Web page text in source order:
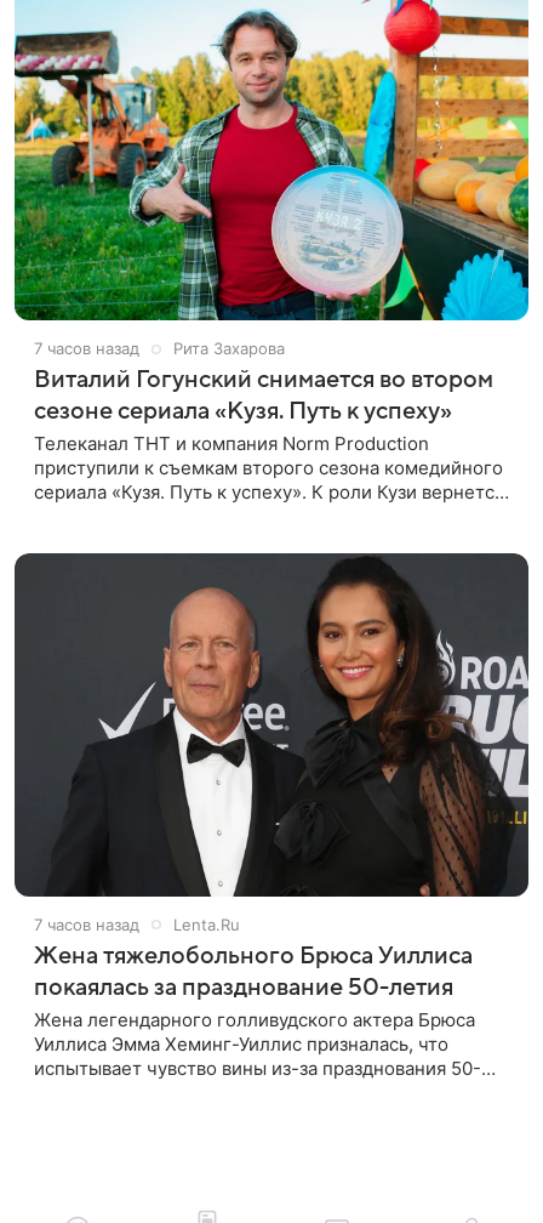
7 часов назад Рита Захарова
Виталий Гогунский снимается во втором
сезоне сериала «Кузя. Путь к успеху»
Телеканал ТНТ и компания Norm Production
приступили к съемкам второго сезона комедийного
сериала «Кузя. Путь к успеху». К роли Кузи вернется
7 часов назад Lenta.Ru
Жена тяжелобольного Брюса Уиллиса
покаялась за празднование 50-летия
Жена легендарного голливудского актера Брюса
Уиллиса Эмма Хеминг-Уиллис призналась, что
испытывает чувство вины из-за празднования 50-